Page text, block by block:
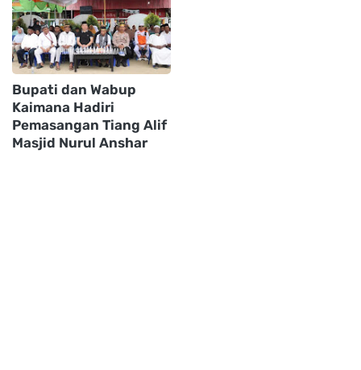
Bupati dan Wabup
Kaimana Hadiri
Pemasangan Tiang Alif
Masjid Nurul Anshar